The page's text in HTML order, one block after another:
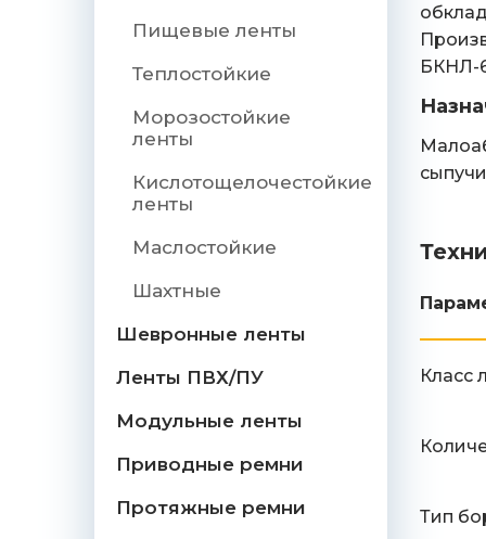
Пищевые ленты
Теплостойкие
Морозостойкие
ленты
Кислотощелочестойкие
ленты
Маслостойкие
Шахтные
Шевронные ленты
Ленты ПВХ/ПУ
Модульные ленты
Приводные ремни
Протяжные ремни
БКНЛ-
Класс
Тип